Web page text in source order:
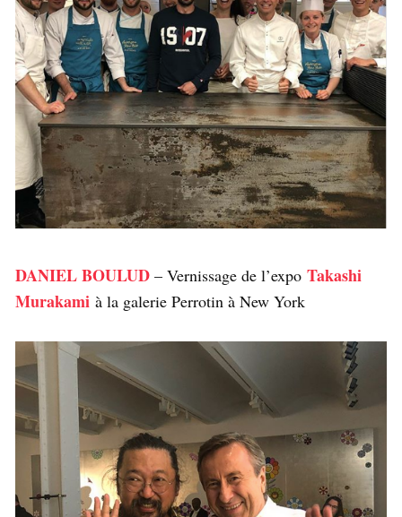
DANIEL BOULUD – Vernissage de l’expo Takashi
Murakami à la galerie Perrotin à New York